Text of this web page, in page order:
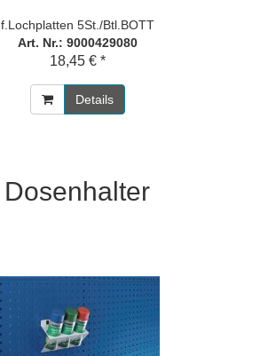
f.Lochplatten 5St./Btl.BOTT
Art. Nr.: 9000429080
18,45 € *
Details
Dosenhalter